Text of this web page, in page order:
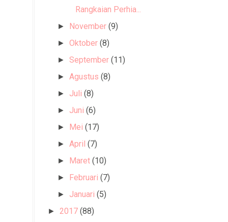
Rangkaian Perhia...
► November (9)
►Oktober (8)
►September (11)
►Agustus (8)
► Juli (8)
► Juni (6)
► Mei (17)
►April (7)
► Maret (10)
► Februari (7)
► Januari (5)
► 2017 (88)